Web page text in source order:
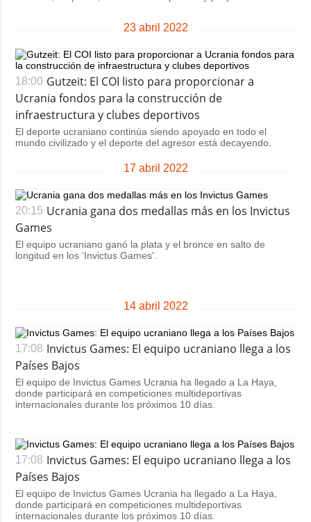
Economía
Sociedad y
Cultura
Deportes
Crimen
Desastres y
emergencias
datos personales
Podcasts
Publicaciones
Entrevistas
Suscripción
23 abril 2022
18:00 Gutzeit: El COI listo para proporcionar a
Ucrania fondos para la construcción de
infraestructura y clubes deportivos
El deporte ucraniano continúa siendo apoyado en todo el
mundo civilizado y el deporte del agresor está decayendo.
17 abril 2022
20:15 Ucrania gana dos medallas más en los Invictus
Games
El equipo ucraniano ganó la plata y el bronce en salto de
longitud en los ‘Invictus Games'.
14 abril 2022
17:08 Invictus Games: El equipo ucraniano llega a los
Países Bajos
El equipo de Invictus Games Ucrania ha llegado a La Haya,
donde participará en competiciones multideportivas
internacionales durante los próximos 10 días.
17:08 Invictus Games: El equipo ucraniano llega a los
Países Bajos
El equipo de Invictus Games Ucrania ha llegado a La Haya,
donde participará en competiciones multideportivas
internacionales durante los próximos 10 días.